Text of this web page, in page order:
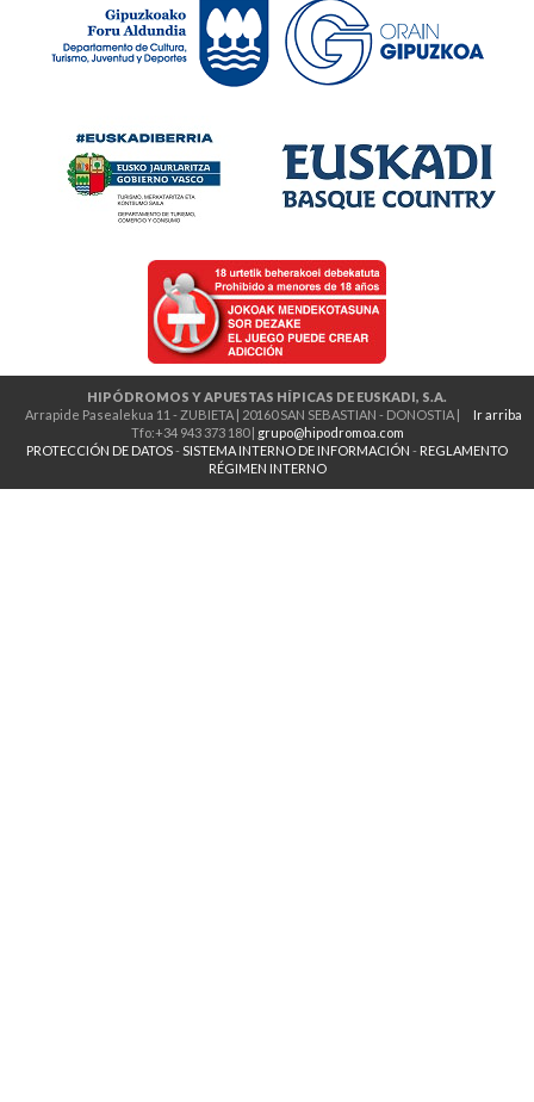
HIPÓDROMOS Y APUESTAS HÍPICAS DE EUSKADI, S.A.
Ir arriba
Arrapide Pasealekua 11 - ZUBIETA | 20160 SAN SEBASTIAN - DONOSTIA |
Tfo:+34 943 373 180 | grupo@hipodromoa.com
PROTECCIÓN DE DATOS-SISTEMA INTERNO DE INFORMACIÓN - REGLAMENTO
RÉGIMEN INTERNO